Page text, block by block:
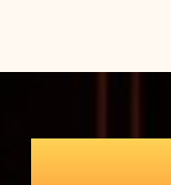
瑜伽